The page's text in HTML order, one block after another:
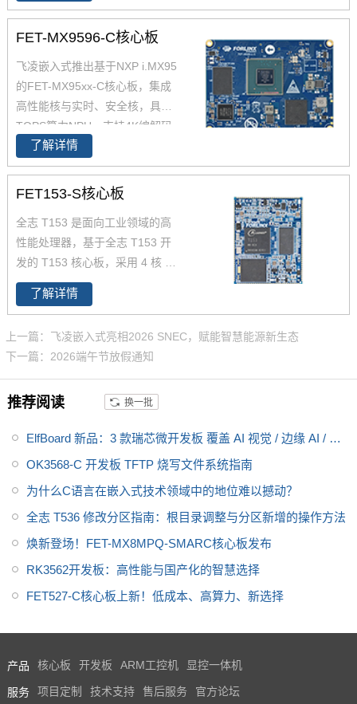
边缘计算、零售自动化、充电桩
控制单元(TCU)、医疗设备等。
高达1.8GHz，能够提供强大的性
能支撑。飞凌FET3588-C核心板
力测试，确保在高端应用中能够
稳定运行。您可以通过飞凌提供
的rk3588开发套件充分评估和验
FET-MX9596-C核心板
飞凌嵌入式推出基于NXP i.MX95
的FET-MX95xx-C核心板，集成
高性能核与实时、安全核，具备2
TOPS算力NPU，支持4K编解码
和图形加速，适用于边缘计算、
汽车、工业物联网等领域。i.MX9
5核心板原生支持多种接口，开发
次开发。飞凌作为NXP金牌伙
伴，提供高性能、工业级嵌入式
解决方案，助您产品快速上市，
领先行业。选择i.MX95核心板，
选择飞凌。
了解详情
FET153-S核心板
全志 T153 是面向工业领域的高
性能处理器， 基于全志 T153 开
发的 T153 核心板， 采用 4 核 C
ortex-A7+64 位 RISC-V 异构架
构，主频达 1.6GHz（A7）+600
处理与实时控制需求。原生支持
3 路 GMAC 千兆以太网、2 路 C
AN-FD、LocalBus 并行总线，接
口资源丰富，cpu引脚全引出，
0% 国产工业级元器件，-40℃~8
5℃宽温稳定运行，支持国密算法
且提供 10-15 年供货保障，助力
用户产品快速落地。
了解详情
上一篇：飞凌嵌入式亮相2026 SNEC，赋能智慧能源新生态
下一篇：2026端午节放假通知
推荐阅读 换一批
ElfBoard 新品：3 款瑞芯微开发板 覆盖 AI 视觉 / 边缘 AI / 嵌
入式进阶学习
OK3568-C 开发板 TFTP 烧写文件系统指南
为什么C语言在嵌入式技术领域中的地位难以撼动？
全志 T536 修改分区指南：根目录调整与分区新增的操作方法
焕新登场！FET-MX8MPQ-SMARC核心板发布
RK3562开发板：高性能与国产化的智慧选择
FET527-C核心板上新！低成本、高算力、新选择
产品 核心板 开发板 ARM工控机 显控一体机
服务 项目定制 技术支持 售后服务 官方论坛